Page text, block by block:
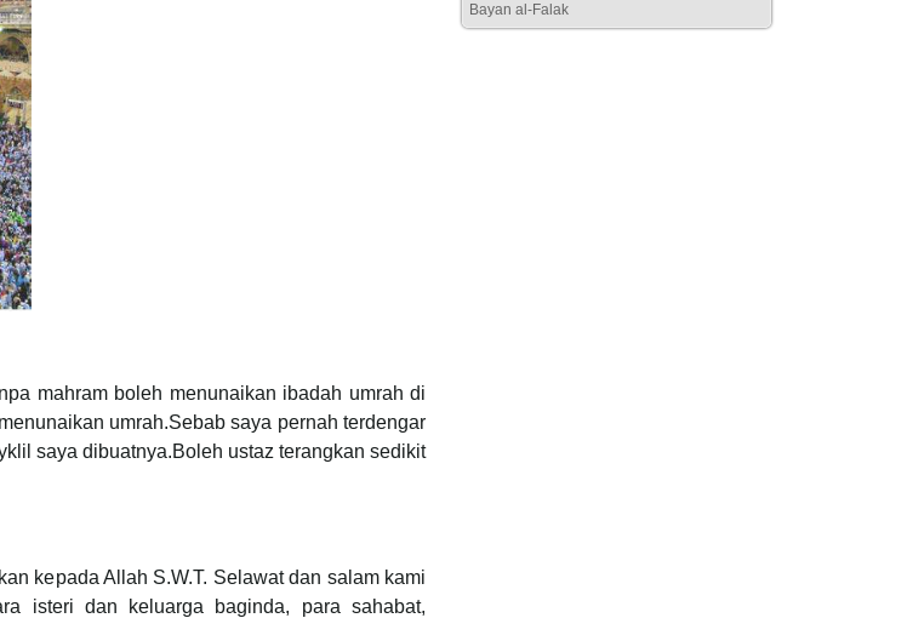
mahram boleh menunaikan ibadah umrah di
umrah.Sebab saya pernah terdengar
saya dibuatnya.Boleh ustaz terangkan sedikit
kepada Allah S.W.T. Selawat dan salam kami
isteri dan keluarga baginda, para sahabat,
Bayan al-Falak